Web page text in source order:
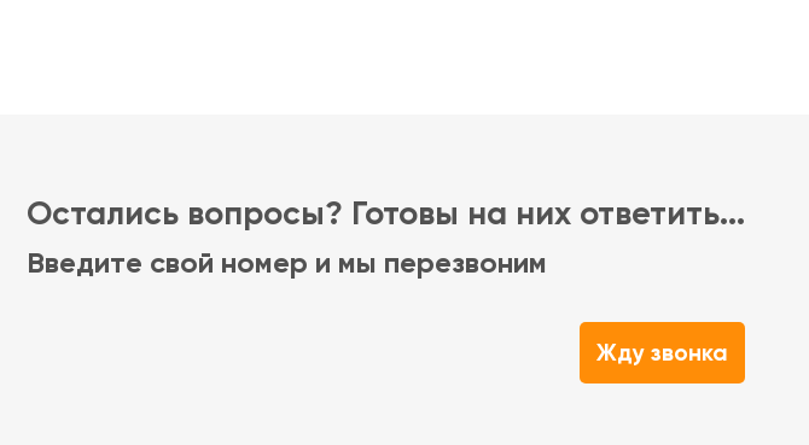
Остались вопросы? Готовы на них ответить...
Введите свой номер и мы перезвоним
Жду звонка